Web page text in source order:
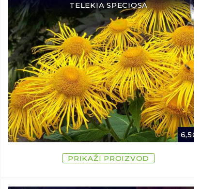
TELEKIA SPECIOSA
6,50
PRIKAŽI PROIZVOD